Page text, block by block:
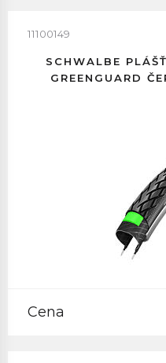
11100149
SCHWALBE
GREENGUARD
Cena